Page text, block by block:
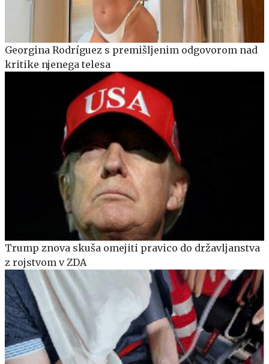
Georgina Rodríguez s premišljenim odgovorom nad
kritike njenega telesa
Trump znova skuša omejiti pravico do državljanstva
z rojstvom v ZDA